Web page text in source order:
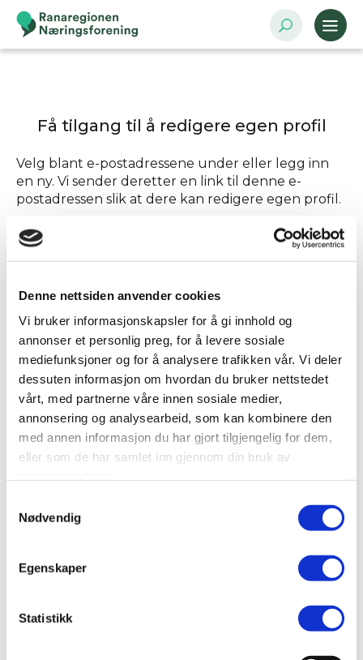
Denne nettsiden anvender cookies
Vi bruker informasjonskapsler for å gi innhold og
annonser et personlig preg, for å levere sosiale
mediefunksjoner og for å analysere trafikken vår. Vi deler
dessuten informasjon om hvordan du bruker nettstedet
vårt, med partnerne våre innen sosiale medier,
annonsering og analysearbeid, som kan kombinere den
med annen informasjon du har gjort tilgjengelig for dem,
eller som de har samlet inn gjennom din bruk av
Nødvendig
Egenskaper
Statistikk
Få tilgang til å redigere egen profil
Velg blant e-postadressene under eller legg inn
en ny. Vi sender deretter en link til denne e-
postadressen slik at dere kan redigere egen profil.
Send tilgang til
Annen - Skriv inn e-postadresse selv
SEND